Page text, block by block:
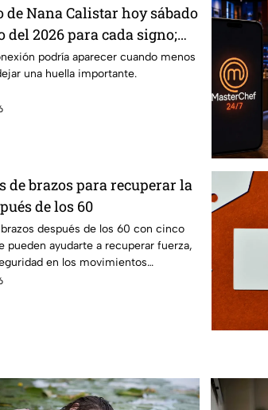
de Nana Calistar hoy sábado
del 2026 para cada signo;
inesperada podría
tus próximos días
podría aparecer cuando menos
una huella importante.
de brazos para recuperar la
de los 60
después de los 60 con cinco
pueden ayudarte a recuperar fuerza,
en los movimientos